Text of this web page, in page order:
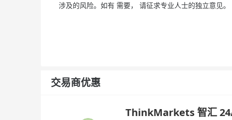
涉及的风险。如有 需要， 请征求专业人士的独立意见。
交易商优惠
ThinkMarkets 智汇